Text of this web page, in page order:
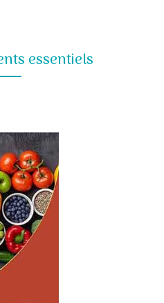
essentiels